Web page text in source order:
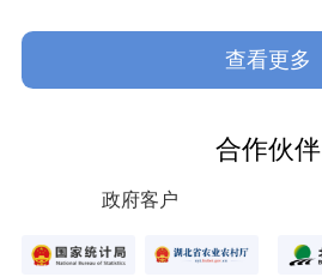
查看更多
合作伙伴
政府客户